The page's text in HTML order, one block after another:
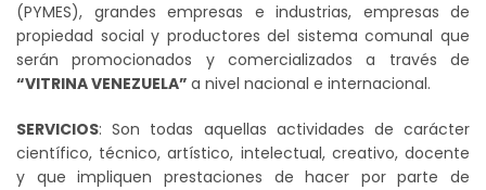
(PYMES), grandes empresas e industrias, empresas de
propiedad social y productores del sistema comunal que
serán promocionados y comercializados a través de
“VITRINA VENEZUELA” a nivel nacional e internacional.
SERVICIOS: Son todas aquellas actividades de carácter
científico, técnico, artístico, intelectual, creativo, docente
y que impliquen prestaciones de hacer por parte de